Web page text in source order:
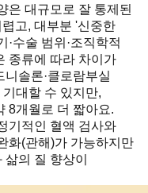
은 대규모로 잘 통제된
고, 대부분 '신중한
수술 범위·조직학적
종류에 따라 차이가
솔론·클로람부실
대할 수 있지만,
8개월로 더 짧아요.
기적인 혈액 검사와
화(관해)가 가능하지만
의 질 향상이